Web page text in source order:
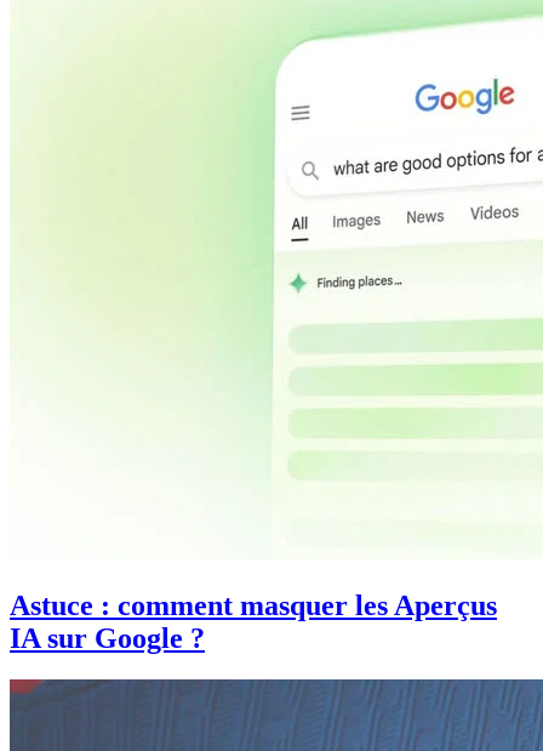
Astuce : comment masquer les Aperçus
IA sur Google ?